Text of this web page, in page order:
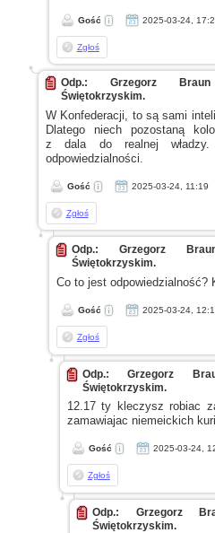
Gość 2025-03-24,
Zgłoś
Odp.: Grzegorz
Świętokrzyskim.
W Konfederacji,
to są sami
Dlatego niech pozostaną
z dala do realnej
odpowiedzialności.
Gość 2025-03-24, 11:19
Zgłoś
Odp.: Grzegorz
Świętokrzyskim.
Co to jest odpowiedzialność?
Gość 2025-03-24,
Zgłoś
Odp.: Grzegorz
Świętokrzyskim.
12.17 ty kleczysz robiac
zamawiajac niemeickich
Gość 2025-03-24,
Zgłoś
Odp.: Grzegorz
Świętokrzyskim.